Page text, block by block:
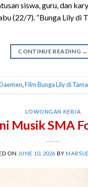
siswa, guru, dan
(22/7). “Bunga Lily
CONTINUE READING →
,Film Bunga Lily di
LOWONGAN KERJA
Musik SMA
ON JUNE 10, 2026 BY